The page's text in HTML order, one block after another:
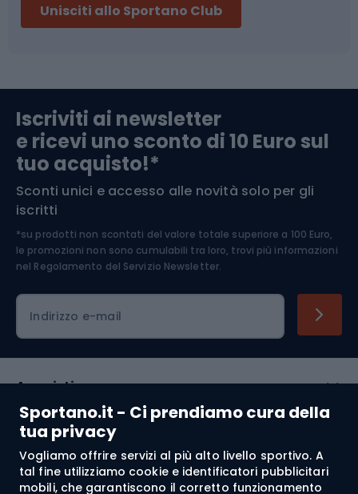
Sportano.it - Ci prendiamo cura della
tua privacy
Vogliamo offrire servizi al più alto livello sportivo. A
tal fine utilizziamo cookie e identificatori pubblicitari
mobili, che garantiscono il corretto funzionamento
Abbigliamento da escursionismo
Componenti per biciclette
Arrampicata
Medicina dello sport
Abbigliamento ciclistico
Unisciti allo Sportano Club
Iscriviti ai newsletter
e ricevi uno sconto di 10 Euro sul
tuo acquisto!*
Sconti unici e accesso alle novità solo per gli
iscritti
*su prodotti non scontati del valore totale superiore a 100 Euro,
le promozioni non sono cumulabili tra loro, trovi più informazioni
nel Regolamento del Servizio Newsletter.
Indirizzo e-mail
Acquisti
Servizio clienti
Regolamento